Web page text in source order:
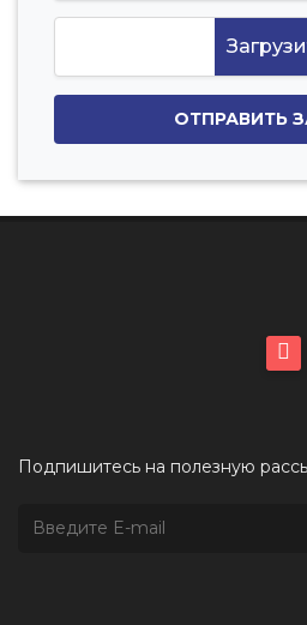
ОТПРАВИТЬ
Подпишитесь на полезную